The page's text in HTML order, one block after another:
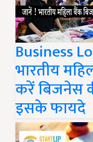
Business
भारतीय
करें बिजनेस
इसके फायदे